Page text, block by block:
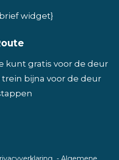
widget}
kunt gratis voor de deur
bijna voor de deur